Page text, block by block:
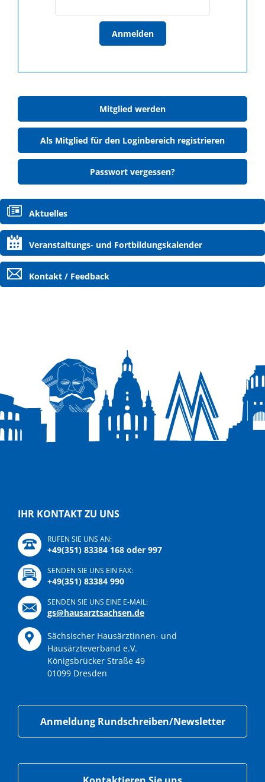
Anmelden
Mitglied werden
Als Mitglied für den Loginbereich registrieren
Passwort vergessen?
Navigation
überspringen
Aktuelles
Veranstaltungs- und Fortbildungskalender
Kontakt / Feedback
IHR KONTAKT ZU UNS
RUFEN SIE UNS AN:
+49(351) 83384 168 oder 997
SENDEN SIE UNS EIN FAX:
+49(351) 83384 990
SENDEN SIE UNS EINE E-MAIL:
gs@hausarztsachsen.de
Sächsischer Hausärztinnen- und
Hausärzteverband e.V.
Königsbrücker Straße 49
01099 Dresden
Anmeldung Rundschreiben/Newsletter